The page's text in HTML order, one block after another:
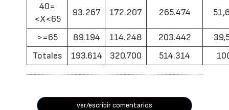
40=
<X<65
93.267 172.207 265.474
>=65 89.194 114.248 203.442
Totales
193.614 320.700 514.314
ver/escribir comentarios